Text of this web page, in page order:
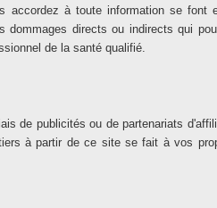
à toute information se font
directs ou indirects qui
de la santé qualifié.
de publicités ou de partenariats
à partir de ce site se fait à vos